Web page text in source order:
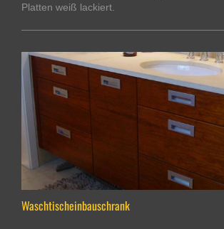
Platten weiß lackiert.
Waschtischeinbauschrank